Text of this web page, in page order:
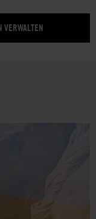
VERWALTEN